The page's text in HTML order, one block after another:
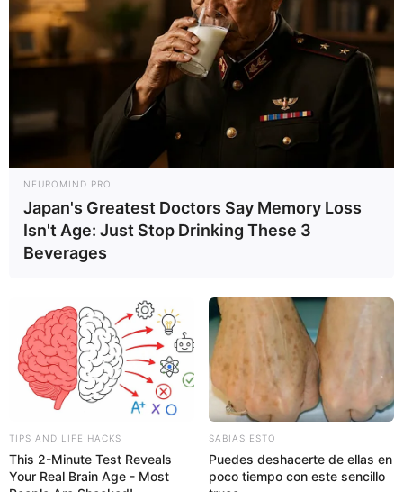
El 100% de los lectoresencuentra útil este contenido
(33 evaluaciones en los últimos 12 meses)
¿FUE ÚTIL ESTA INFORMACIÓN?
SÍ
BIBLIOGRAFÍA
PUBLICIDADE
NEUROMIND PRO
Japan's Greatest Doctors Say Memory Loss
Isn't Age: Just Stop Drinking These 3
Beverages
TIPS AND LIFE HACKS
This 2-Minute Test Reveals
Your Real Brain Age - Most
SABIAS ESTO
Puedes deshacerte de ellas en
poco tiempo con este sencillo